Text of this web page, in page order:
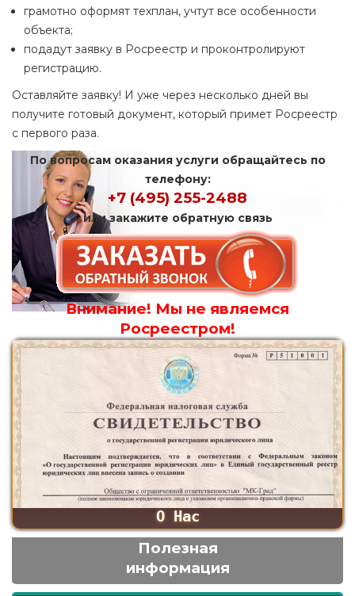
грамотно оформят техплан, учтут все особенности
объекта;
подадут заявку в Росреестр и проконтролируют
регистрацию.
Оставляйте заявку! И уже через несколько дней вы
получите готовый документ, который примет Росреестр
с первого раза.
По вопросам оказания услуги обращайтесь по
телефону:
+7 (495) 255-2488
или закажите обратную связь
Внимание! Мы не являемся
Росреестром!
О Нас
Полезная
информация